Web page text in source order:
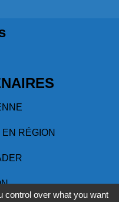
RÉGION
control over what you want